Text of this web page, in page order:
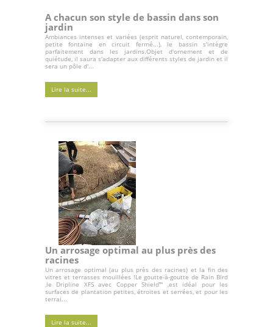
A chacun son style de bassin dans son
jardin
Ambiances intenses et variées (esprit naturel, contemporain,
petite fontaine en circuit fermé...), le bassin s'intègre
parfaitement dans les jardins.Objet d'ornement et de
quiétude, il saura s'adapter aux différents styles de jardin et il
sera un pôle d'...
Lire la suite...
Un arrosage optimal au plus près des
racines
Un arrosage optimal (au plus près des racines) et la fin des
vitres et terrasses mouillées !Le goutte-à-goutte de Rain Bird
,le Dripline XFS avec Copper Shield™ ,est idéal pour les
surfaces de plantation petites, étroites et serrées, et pour les
terrai...
Lire la suite...